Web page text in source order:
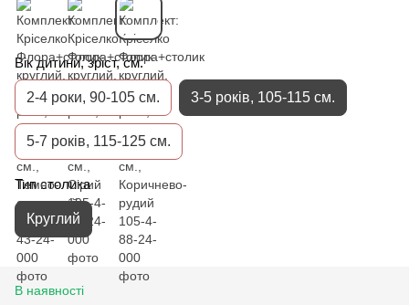
Вік дитини, зріст, см.
2-4 роки, 90-105 см. 3-5 років, 105-115 см.
5-7 років, 115-125 см.
Тип столика
Круглий
В наявності